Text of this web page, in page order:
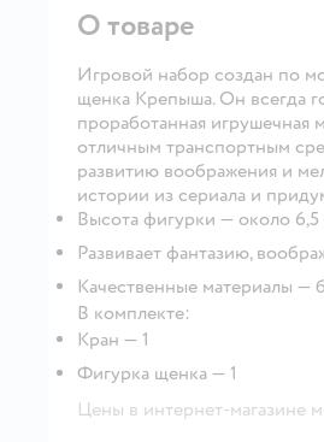
О товаре
Игровой набор создан по
щенка Крепыша. Он всегда
проработанная
отличным транспортным
развитию воображения и
истории из сериала и
Высота фигурки — около 6,5
Развивает фантазию,
Качественные материалы —
В комплекте:
Кран — 1
Фигурка щенка — 1
Цены в интернет-магазине